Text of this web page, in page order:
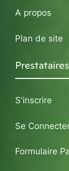
A propos
Plan de site
Prestataires
S'inscrire
Se
Formulaire